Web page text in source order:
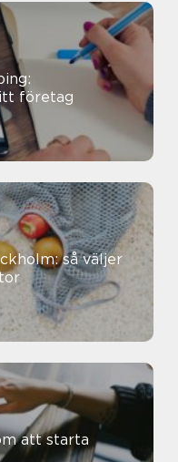
företag
så väljer
att starta